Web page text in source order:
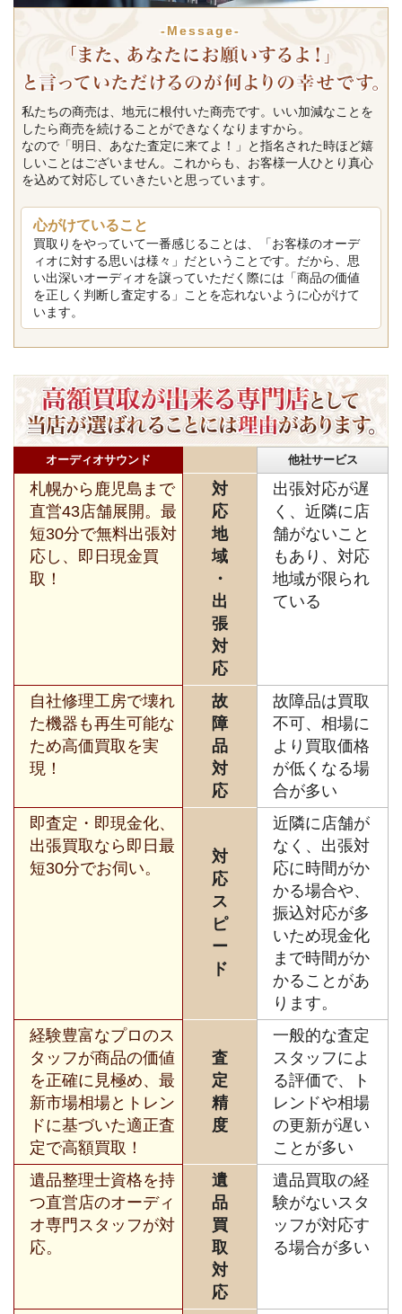
-Message-
私たちの商売は、地元に根付いた商売です。いい加減なことを
したら商売を続けることができなくなりますから。
なので「明日、あなた査定に来てよ！」と指名された時ほど嬉
しいことはございません。これからも、お客様一人ひとり真心
を込めて対応していきたいと思っています。
心がけていること
買取りをやっていて一番感じることは、「お客様のオーデ
ィオに対する思いは様々」だということです。だから、思
い出深いオーディオを譲っていただく際には「商品の価値
を正しく判断し査定する」ことを忘れないように心がけて
います。
オーディオサウンド 他社サービス
札幌から鹿児島まで
直営43店舗展開。最
短30分で無料出張対
応し、即日現金買
取！
対
応
地
域
・
出
張
対
応
出張対応が遅
く、近隣に店
舗がないこと
もあり、対応
地域が限られ
ている
自社修理工房で壊れ
た機器も再生可能な
ため高価買取を実
現！
故
障
品
対
応
故障品は買取
不可、相場に
より買取価格
が低くなる場
合が多い
即査定・即現金化、
出張買取なら即日最
短30分でお伺い。
対
応
ス
ピ
ー
ド
近隣に店舗が
なく、出張対
応に時間がか
かる場合や、
振込対応が多
いため現金化
まで時間がか
かることがあ
ります。
経験豊富なプロのス
タッフが商品の価値
を正確に見極め、最
新市場相場とトレン
ドに基づいた適正査
定で高額買取！
査
定
精
度
一般的な査定
スタッフによ
る評価で、ト
レンドや相場
の更新が遅い
ことが多い
遺品整理士資格を持
つ直営店のオーディ
オ専門スタッフが対
応。
遺
品
買
取
対
応
遺品買取の経
験がないスタ
ッフが対応す
る場合が多い